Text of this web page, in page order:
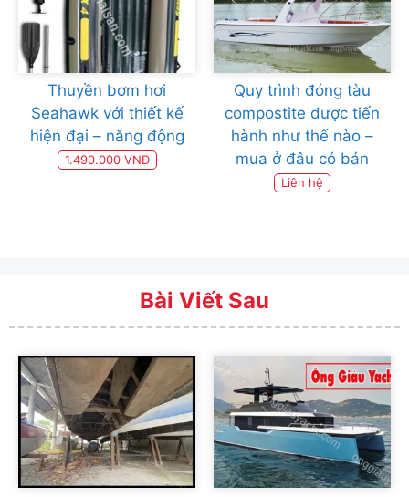
Thuyền bơm hơi
Seahawk với thiết kế
hiện đại – năng động
1.490.000 VNĐ
Quy trình đóng tàu
compostite được tiến
hành như thế nào –
mua ở đâu có bán
Liên hệ
Bài Viết Sau